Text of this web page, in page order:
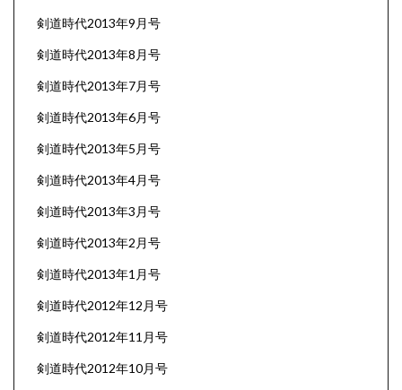
剣道時代2013年9月号
剣道時代2013年8月号
剣道時代2013年7月号
剣道時代2013年6月号
剣道時代2013年5月号
剣道時代2013年4月号
剣道時代2013年3月号
剣道時代2013年2月号
剣道時代2013年1月号
剣道時代2012年12月号
剣道時代2012年11月号
剣道時代2012年10月号